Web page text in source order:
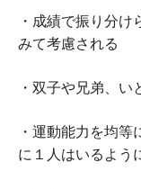
・成績で振り分
みて考慮される
・双子や兄弟、い
・運動能力を均
に１人はいるよう